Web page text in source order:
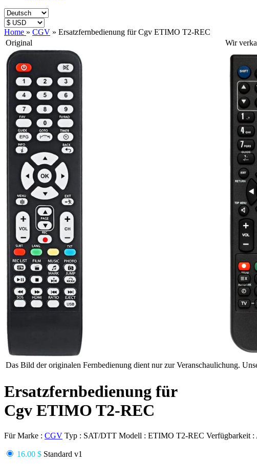
Home » CGV » Ersatzfernbedienung für Cgv ETIMO T2-REC
Original
Wir
Das Bild der originalen Fernbedienung dient nur zur Veranschaulichung.
Ersatzfernbedienung für
Cgv ETIMO T2-REC
Für Marke : CGV Typ : SAT/DTT Modell : ETIMO T2-REC Verfügbarkeit :
16.00 $ Standard v1